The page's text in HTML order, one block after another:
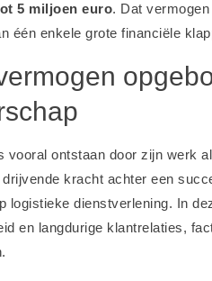
5 miljoen euro. Dat
één enkele grote financiële
vooral ontstaan door zijn werk
kracht achter een
logistieke dienstverlening. In
en langdurige klantrelaties,